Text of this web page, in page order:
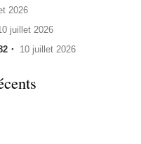
2026
juillet 2026
・ 10 juillet 2026